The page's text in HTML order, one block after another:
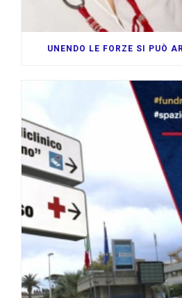
UNENDO LE FORZE SI PUÒ